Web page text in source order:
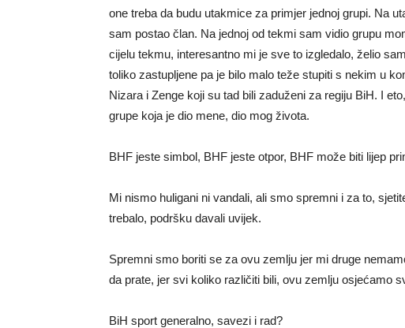
one treba da budu utakmice za primjer jednoj grupi. Na
sam postao član. Na jednoj od tekmi sam vidio grupu
cijelu tekmu, interesantno mi je sve to izgledalo, želio
toliko zastupljene pa je bilo malo teže stupiti s nekim u
Nizara i Zenge koji su tad bili zaduženi za regiju BiH. I
grupe koja je dio mene, dio mog života.
BHF jeste simbol, BHF jeste otpor, BHF može biti lijep
Mi nismo huligani ni vandali, ali smo spremni i za to,
trebalo, podršku davali uvijek.
Spremni smo boriti se za ovu zemlju jer mi druge
da prate, jer svi koliko različiti bili, ovu zemlju osjećamo
BiH sport generalno, savezi i rad?